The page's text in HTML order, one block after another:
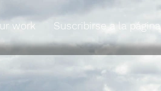
work Suscribirse a la página